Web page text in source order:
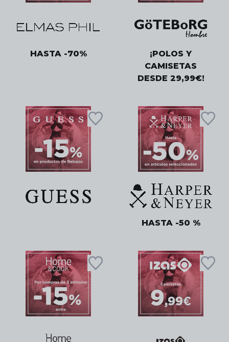
HASTA -70%
¡POLOS Y
CAMISETAS
DESDE 29,99€!
HASTA -50 %